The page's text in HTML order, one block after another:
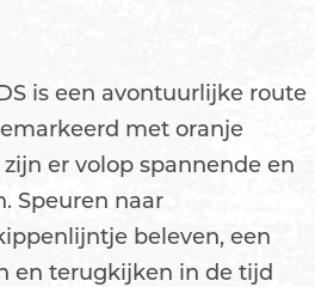
is een avontuurlijke route
met oranje
er volop spannende en
Speuren naar
beleven, een
en terugkijken in de tijd